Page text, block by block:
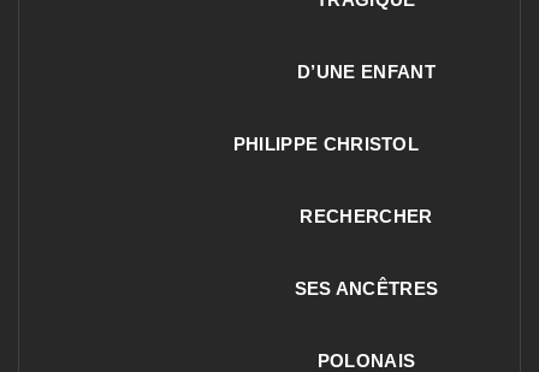
D’UNE ENFANT
PHILIPPE CHRISTOL
RECHERCHER
SES ANCÊTRES
POLONAIS